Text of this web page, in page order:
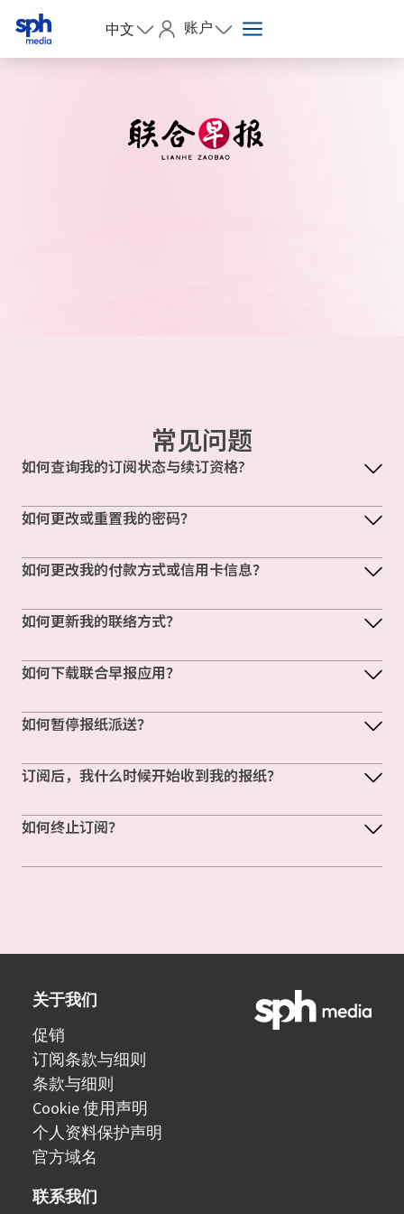
中文 账户
常见问题
如何查询我的订阅状态与续订资格?
如何更改或重置我的密码？
如何更改我的付款方式或信用卡信息？
如何更新我的联络方式？
如何下载联合早报应用？
如何暂停报纸派送？
订阅后，我什么时候开始收到我的报纸？
如何终止订阅？
关于我们
促销
订阅条款与细则
条款与细则
Cookie 使用声明
个人资料保护声明
官方域名
联系我们